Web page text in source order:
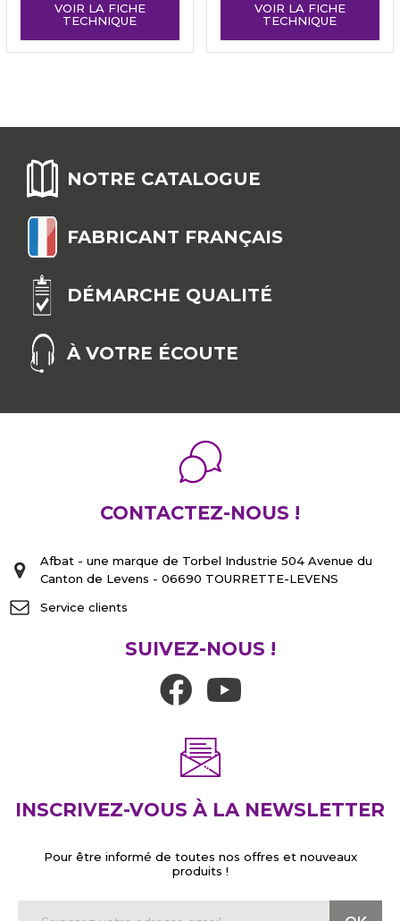
VOIR LA FICHE
TECHNIQUE
VOIR LA FICHE
TECHNIQUE
NOTRE CATALOGUE
FABRICANT FRANÇAIS
DÉMARCHE QUALITÉ
À VOTRE ÉCOUTE
CONTACTEZ-NOUS !
Afbat - une marque de Torbel Industrie 504 Avenue du
Canton de Levens - 06690 TOURRETTE-LEVENS
Service clients
SUIVEZ-NOUS !
INSCRIVEZ-VOUS À LA NEWSLETTER
Pour être informé de toutes nos offres et nouveaux
produits !